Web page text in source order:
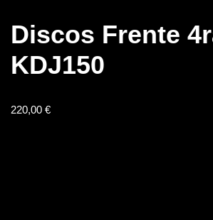
Discos Frente
KDJ150
220,00 €